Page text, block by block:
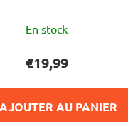
moyenne
du
produit
de
En stock
€19,99
AJOUTER AU PANIER